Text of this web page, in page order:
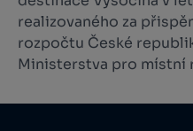
realizovaného za
rozpočtu České
Ministerstva pro místní